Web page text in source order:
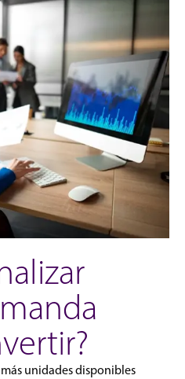
más unidades disponibles